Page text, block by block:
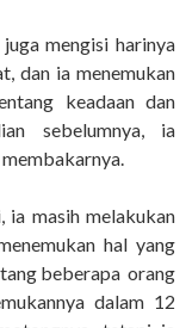
mengisi harinya
dan ia menemukan
keadaan dan
sebelumnya, ia
melakukan
hal yang
beberapa orang
dalam 12